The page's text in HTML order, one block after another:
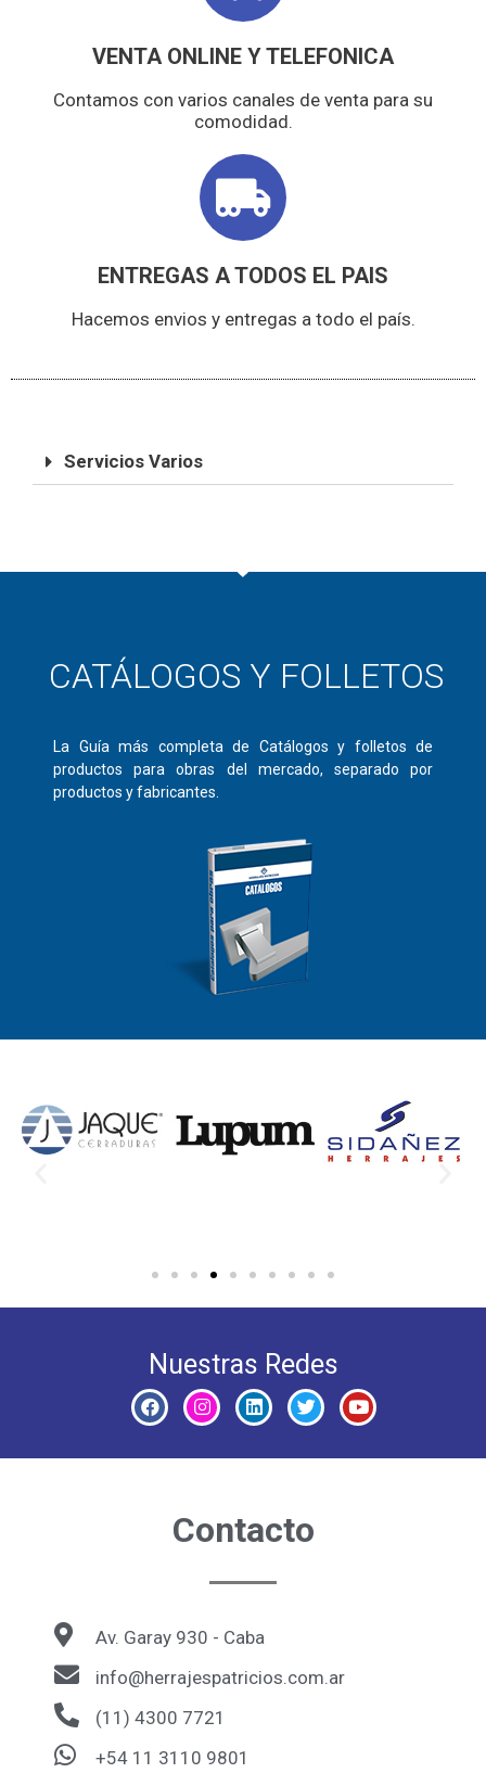
VENTA ONLINE Y TELEFONICA
Contamos con varios canales de venta para su
comodidad.
ENTREGAS A TODOS EL PAIS
Hacemos envios y entregas a todo el país.
Servicios Varios
CATÁLOGOS Y FOLLETOS
La Guía más completa de Catálogos y folletos de
productos para obras del mercado, separado por
productos y fabricantes.
Nuestras Redes
Contacto
Av. Garay 930 - Caba
info@herrajespatricios.com.ar
(11) 4300 7721
+54 11 3110 9801